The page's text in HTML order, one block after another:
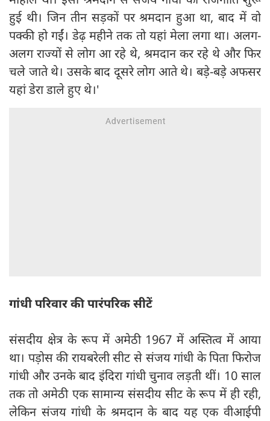
हुई थी। जिन तीन सड़कों पर श्रमदान हुआ था, बाद में वो
पक्की हो गईं। डेढ़ महीने तक तो यहां मेला लगा था। अलग-
अलग राज्यों से लोग आ रहे थे, श्रमदान कर रहे थे और फिर
चले जाते थे। उसके बाद दूसरे लोग आते थे। बड़े-बड़े अफसर
यहां डेरा डाले हुए थे।'
गांधी परिवार की पारंपरिक सीटें
संसदीय क्षेत्र के रूप में अमेठी 1967 में अस्तित्व में आया
था। पड़ोस की रायबरेली सीट से संजय गांधी के पिता फिरोज
गांधी और उनके बाद इंदिरा गांधी चुनाव लड़ती थीं। 10 साल
तक तो अमेठी एक सामान्य संसदीय सीट के रूप में ही रही,
लेकिन संजय गांधी के श्रमदान के बाद यह एक वीआईपी